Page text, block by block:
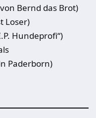
Bernd das Brot)
Loser)
Hundeprofi“)
Paderborn)